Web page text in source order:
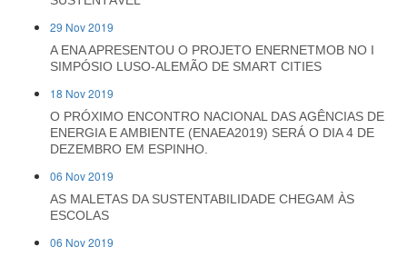
29 Nov 2019
A ENA APRESENTOU O PROJETO ENERNETMOB NO I
SIMPÓSIO LUSO-ALEMÃO DE SMART CITIES
18 Nov 2019
O PRÓXIMO ENCONTRO NACIONAL DAS AGÊNCIAS DE
ENERGIA E AMBIENTE (ENAEA2019) SERÁ O DIA 4 DE
DEZEMBRO EM ESPINHO.
06 Nov 2019
AS MALETAS DA SUSTENTABILIDADE CHEGAM ÀS
ESCOLAS
06 Nov 2019